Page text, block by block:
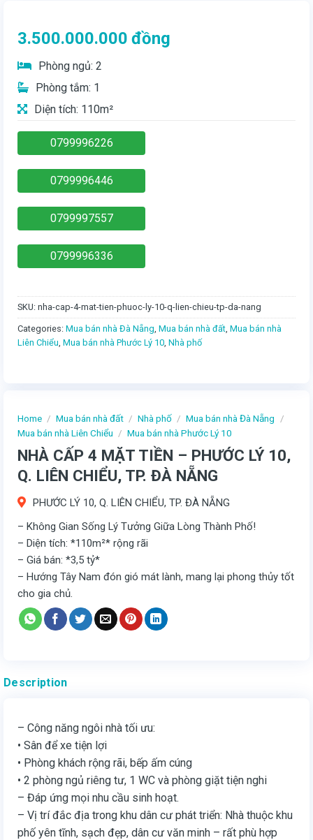
Home / Mua bán nhà đất / Nhà phố / Mua bán nhà Đà Nẵng
/
Mua bán nhà Liên Chiểu / Mua bán nhà Phước Lý 10
NHÀ CẤP 4 MẶT TIỀN – PHƯỚC LÝ 10,
Q. LIÊN CHIỂU, TP. ĐÀ NẴNG
PHƯỚC LÝ 10, Q. LIÊN CHIỂU, TP. ĐÀ NẴNG
– Không Gian Sống Lý Tưởng Giữa Lòng Thành Phố!
– Diện tích: *110m²* rộng rãi
– Giá bán: *3,5 tỷ*
– Hướng Tây Nam đón gió mát lành, mang lại phong thủy tốt
cho gia chủ.
3.500.000.000 đồng
Phòng ngủ: 2
Phòng tắm: 1
Diện tích: 110m²
0799996226
0799996446
0799997557
0799996336
SKU: nha-cap-4-mat-tien-phuoc-ly-10-q-lien-chieu-tp-da-nang
Categories: Mua bán nhà Đà Nẵng, Mua bán nhà đất, Mua bán nhà
Liên Chiểu, Mua bán nhà Phước Lý 10, Nhà phố
Description
– Công năng ngôi nhà tối ưu:
• Sân để xe tiện lợi
• Phòng khách rộng rãi, bếp ấm cúng
• 2 phòng ngủ riêng tư, 1 WC và phòng giặt tiện nghi
– Đáp ứng mọi nhu cầu sinh hoạt.
– Vị trí đắc địa trong khu dân cư phát triển: Nhà thuộc khu
phố yên tĩnh, sạch đẹp, dân cư văn minh – rất phù hợp